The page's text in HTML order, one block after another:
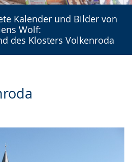
Kalender und Bilder von
Wolf:
des Klosters Volkenroda